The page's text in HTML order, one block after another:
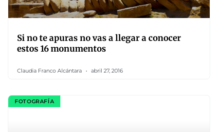
Si no te apuras no vas a llegar a conocer
estos 16 monumentos
Claudia Franco Alcántara abril 27, 2016
FOTOGRAFÍA